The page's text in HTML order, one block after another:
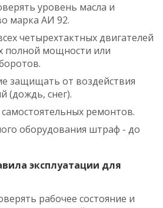
уровень масла и
марка AИ 92.
четырехтактных двигателей
полной мощности или
защищать от воздействия
(дождь, снег).
ремонтов.
оборудования штраф - до
эксплуатации для
рабочее состояние и